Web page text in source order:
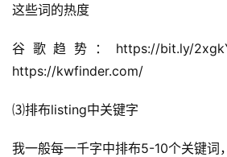
这些词的热度
谷歌趋势：https://bit.ly/
https://kwfinder.com/
⑶排布listing中关键字
我一般每一千字中排布5-10个关键词